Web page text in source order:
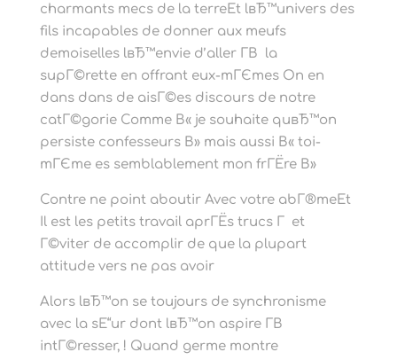
charmants mecs de la terreEt lвЂ™univers des
fils incapables de donner aux meufs
demoiselles lвЂ™envie d’aller Г­В la
supГ©rette en offrant eux-mГЄmes On en
dans dans de aisГ©es discours de notre
catГ©gorie Comme В« je souhaite quвЂ™on
persiste confesseurs В» mais aussi В« toi-
mГЄme es semblablement mon frГЁre В»
Contre ne point aboutir Avec votre abГ®meEt
Il est les petits travail aprГЁs trucs Г et
Г©viter de accomplir de que la plupart
attitude vers ne pas avoir
Alors lвЂ™on se toujours de synchronisme
avec la sЕ“ur dont lвЂ™on aspire Г­В
intГ©resser, ! Quand germe montre